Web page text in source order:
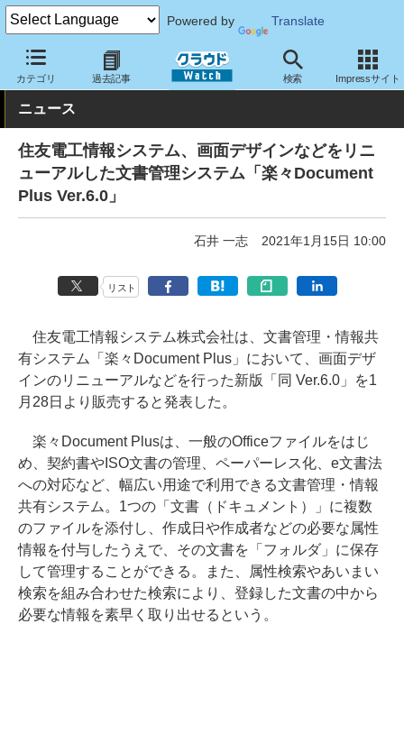
Powered by Translate
カテゴリ 過去記事 検索 Impressサイト
クラウド Watch サービス・ソフト ソフトウェア 業務関連ソフ
ニュース
住友電工情報システム、画面デザインなどをリニ
ューアルした文書管理システム「楽々Document
Plus Ver.6.0」
石井 一志 2021年1月15日 10:00
リスト
住友電工情報システム株式会社は、文書管理・情報共
有システム「楽々Document Plus」において、画面デザ
インのリニューアルなどを行った新版「同 Ver.6.0」を1
月28日より販売すると発表した。
楽々Document Plusは、一般のOfficeファイルをはじ
め、契約書やISO文書の管理、ペーパーレス化、e文書法
への対応など、幅広い用途で利用できる文書管理・情報
共有システム。1つの「文書（ドキュメント）」に複数
のファイルを添付し、作成日や作成者などの必要な属性
情報を付与したうえで、その文書を「フォルダ」に保存
して管理することができる。また、属性検索やあいまい
検索を組み合わせた検索により、登録した文書の中から
必要な情報を素早く取り出せるという。